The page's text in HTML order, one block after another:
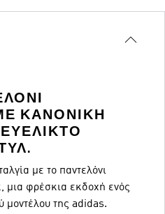
ΚΑΝΟΝΙΚΉ
με το παντελόνι
φρέσκια εκδοχή ενός
μοντέλου της adidas.